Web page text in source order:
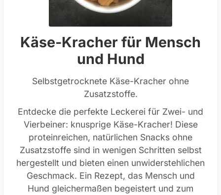
Käse-Kracher für Mensch
und Hund
Selbstgetrocknete Käse-Kracher ohne
Zusatzstoffe.
Entdecke die perfekte Leckerei für Zwei- und
Vierbeiner: knusprige Käse-Kracher! Diese
proteinreichen, natürlichen Snacks ohne
Zusatzstoffe sind in wenigen Schritten selbst
hergestellt und bieten einen unwiderstehlichen
Geschmack. Ein Rezept, das Mensch und
Hund gleichermaßen begeistert und zum